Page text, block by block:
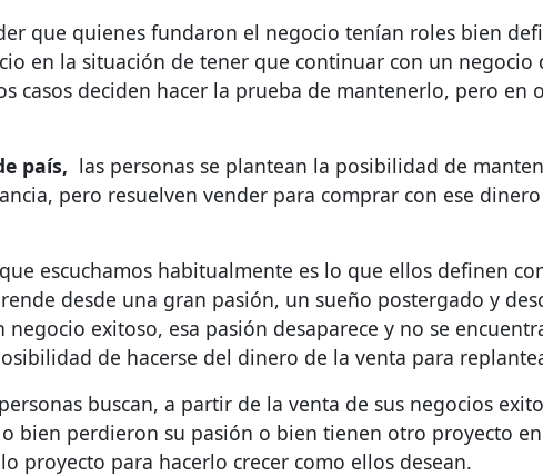
que quienes fundaron el negocio tenían roles bien
en la situación de tener que continuar con un negocio
casos deciden hacer la prueba de mantenerlo, pero
país, las personas se plantean la posibilidad de
pero resuelven vender para comprar con ese
escuchamos habitualmente es lo que ellos definen
desde una gran pasión, un sueño postergado y
exitoso, esa pasión desaparece y no se
de hacerse del dinero de la venta para
buscan, a partir de la venta de sus negocios
bien perdieron su pasión o bien tienen otro proyecto
proyecto para hacerlo crecer como ellos desean.